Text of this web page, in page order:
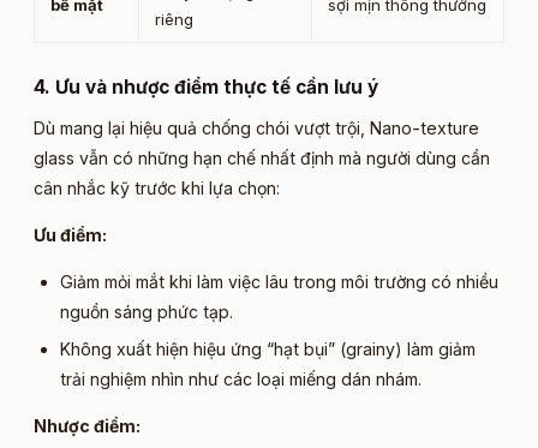
bề mặt
riêng
sợi mịn thông thường
4. Ưu và nhược điểm thực tế cần lưu ý​
Dù mang lại hiệu quả chống chói vượt trội, Nano-texture
glass vẫn có những hạn chế nhất định mà người dùng cần
cân nhắc kỹ trước khi lựa chọn:
Ưu điểm:
Giảm mỏi mắt khi làm việc lâu trong môi trường có nhiều
nguồn sáng phức tạp.
Không xuất hiện hiệu ứng “hạt bụi” (grainy) làm giảm
trải nghiệm nhìn như các loại miếng dán nhám.
Nhược điểm: